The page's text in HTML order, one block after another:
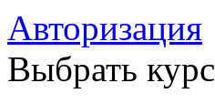
Авторизация
Выбрать курс